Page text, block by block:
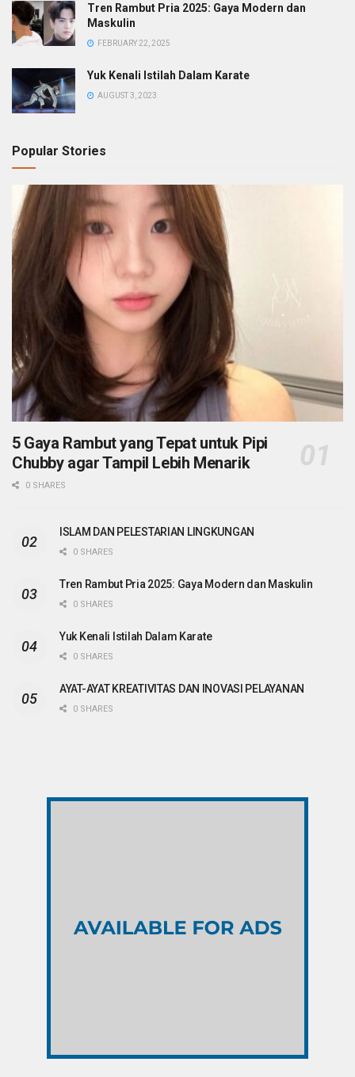
Tren Rambut Pria 2025: Gaya Modern dan
Maskulin
FEBRUARY 22, 2025
Yuk Kenali Istilah Dalam Karate
AUGUST 3, 2023
Popular Stories
5 Gaya Rambut yang Tepat untuk Pipi
Chubby agar Tampil Lebih Menarik
0 SHARES
ISLAM DAN PELESTARIAN LINGKUNGAN
0 SHARES
Tren Rambut Pria 2025: Gaya Modern dan Maskulin
0 SHARES
Yuk Kenali Istilah Dalam Karate
0 SHARES
AYAT-AYAT KREATIVITAS DAN INOVASI PELAYANAN
0 SHARES